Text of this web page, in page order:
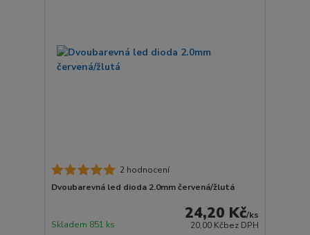
2 hodnocení
Dvoubarevná led dioda 2.0mm červená/žlutá
24,20 Kč/ks
20,00 Kčbez DPH
Skladem 851 ks